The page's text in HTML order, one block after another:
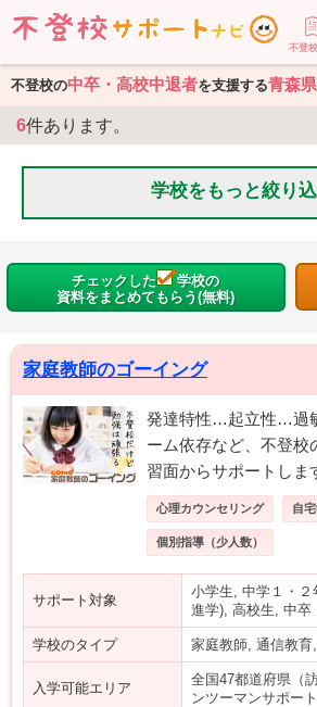
不登
不登校の中卒・高校中退者を支援する青森県
6件あります。
学校をもっと絞り
チェックした
学校の
資料をまとめてもらう(無料)
家庭教師のゴーイング
発達特性…起立性…過
ーム依存など、不登校
習面からサポートしま
心理カウンセリング 自
個別指導（少人数）
サポート対象
小学生, 中学１・
進学), 高校生, 中卒
学校のタイプ 家庭教師, 通信教育
入学可能エリア
全国47都道府県（
ンツーマンサポート